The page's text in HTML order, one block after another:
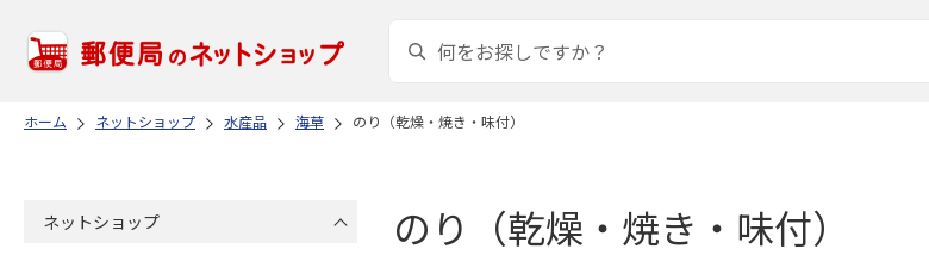
ホーム ネットショップ 水産品 海草 のり（乾燥・焼き・味付）
のり（乾燥・焼き・味付）
ネットショップ